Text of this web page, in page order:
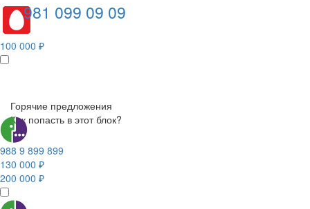
981 099 09 09
100 000 ₽
Горячие предложения
Как попасть в этот блок?
988 9 899 899
130 000 ₽
200 000 ₽